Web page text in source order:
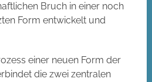
Bruch in einer noch
Form entwickelt und
einer neuen Form der
die zwei zentralen